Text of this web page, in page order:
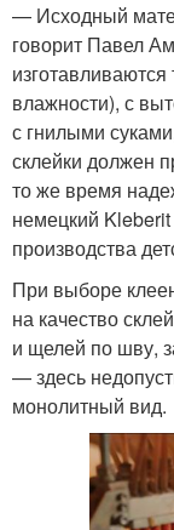
— Исходный
говорит Павел
влажности), с
с гнилыми
склейки должен
то же время
немецкий
производства
При выборе
на качество
и щелей по шву,
— здесь
монолитный вид.